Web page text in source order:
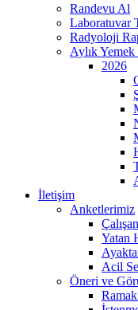
Randevu Al
Laboratuvar
Radyoloji
Aylık
2026
İletişim
Anketlerimiz
Yatan
Acil
Öneri ve